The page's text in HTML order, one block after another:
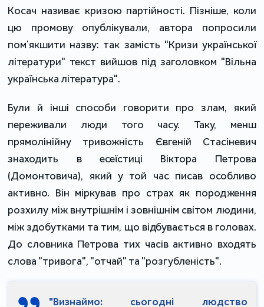
Косач називає кризою партійності. Пізніше, коли
цю промову опублікували, автора попросили
помʼякшити назву: так замість "Кризи української
літератури" текст вийшов під заголовком "Вільна
українська література".
Були й інші способи говорити про злам, який
переживали люди того часу. Таку, менш
прямолінійну тривожність Євгеній Стасіневич
знаходить в есеїстиці Віктора Петрова
(Домонтовича), який у той час писав особливо
активно. Він міркував про страх як породження
розхилу між внутрішнім і зовнішнім світом людини,
між здобутками та тим, що відбувається в головах.
До словника Петрова тих часів активно входять
слова "тривога", "отчай" та "розгубленість".
"Визнаймо: сьогодні людство